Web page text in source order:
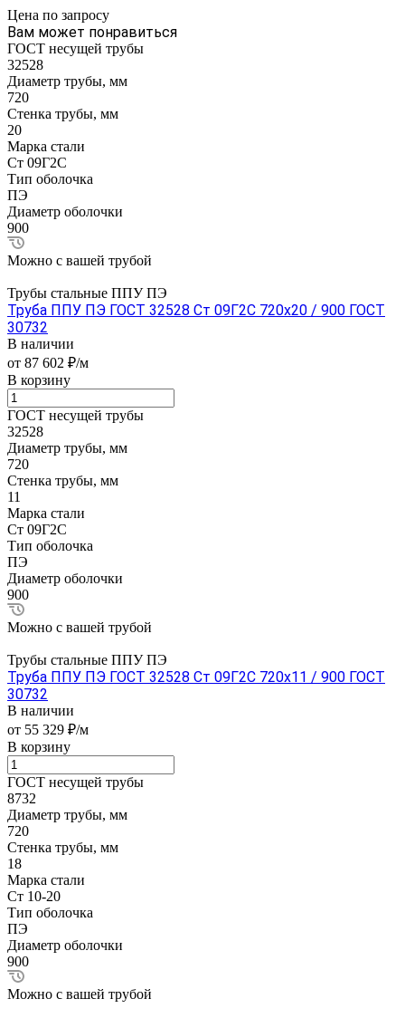
Цена по запросу
Вам может понравиться
ГОСТ несущей трубы
32528
Диаметр трубы, мм
720
Стенка трубы, мм
20
Марка стали
Ст 09Г2С
Тип оболочка
ПЭ
Диаметр оболочки
900
Можно с вашей трубой
Трубы стальные ППУ ПЭ
Труба ППУ ПЭ ГОСТ 32528 Ст 09Г2С 720x20 / 900 ГОСТ
30732
В наличии
от 87 602 ₽/м
В корзину
ГОСТ несущей трубы
32528
Диаметр трубы, мм
720
Стенка трубы, мм
11
Марка стали
Ст 09Г2С
Тип оболочка
ПЭ
Диаметр оболочки
900
Можно с вашей трубой
Трубы стальные ППУ ПЭ
Труба ППУ ПЭ ГОСТ 32528 Ст 09Г2С 720x11 / 900 ГОСТ
30732
В наличии
от 55 329 ₽/м
В корзину
ГОСТ несущей трубы
8732
Диаметр трубы, мм
720
Стенка трубы, мм
18
Марка стали
Ст 10-20
Тип оболочка
ПЭ
Диаметр оболочки
900
Можно с вашей трубой